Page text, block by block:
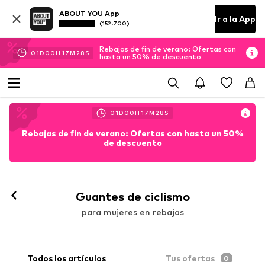
ABOUT YOU App
(152.700) Ir a la App
01D 00H 17M 27 S
Rebajas de fin de verano: Ofertas con
hasta un 50% de descuento
01D 00H 17M 27 S
Rebajas de fin de verano: Ofertas con hasta un 50%
de descuento
Guantes de ciclismo
para mujeres en rebajas
Todos los artículos Tus ofertas 0